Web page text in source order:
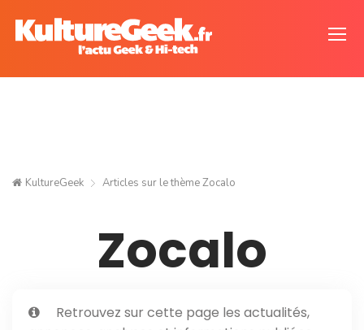
KultureGeek Articles sur le thèmeZocalo
Zocalo
Retrouvez sur cette page les actualités,